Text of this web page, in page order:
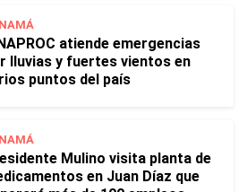
atiende emergencias
lluvias y fuertes vientos en
puntos del país
Mulino visita planta de
en Juan Díaz que